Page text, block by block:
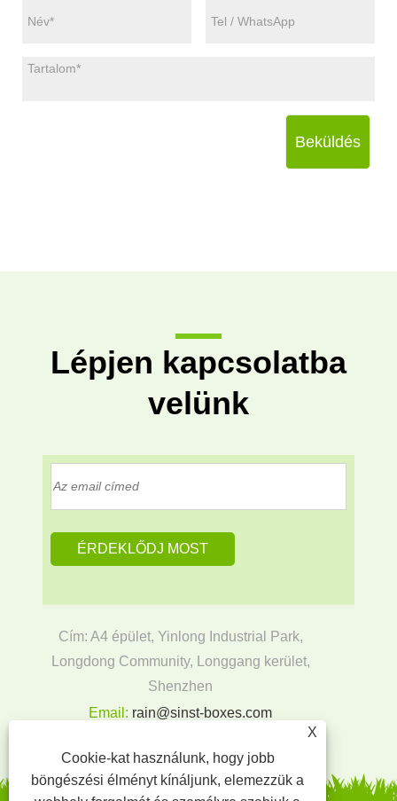
Beküldés
Lépjen kapcsolatba
velünk
Cím: A4 épület, Yinlong Industrial Park,
Longdong Community, Longgang kerület,
Shenzhen
Email: rain@sinst-boxes.com
X
Cookie-kat használunk, hogy jobb
böngészési élményt kínáljunk, elemezzük a